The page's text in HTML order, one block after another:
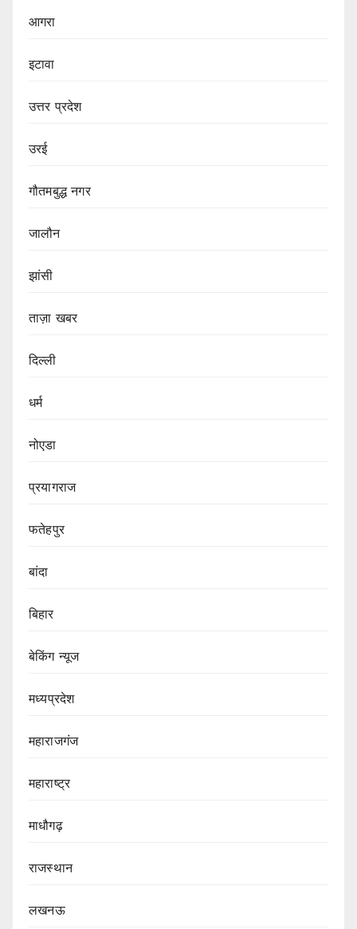
आगरा
इटावा
उत्तर प्रदेश
उरई
गौतमबुद्ध नगर
जालौन
झांसी
ताज़ा खबर
दिल्ली
धर्म
नोएडा
प्रयागराज
फतेहपुर
बांदा
बिहार
बेकिंग न्यूज
मध्यप्रदेश
महाराजगंज
महाराष्ट्र
माधौगढ़
राजस्थान
लखनऊ